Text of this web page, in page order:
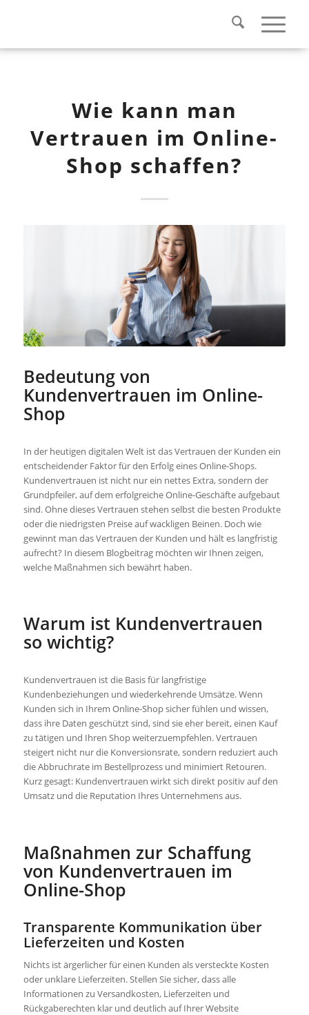
Wie kann man
Vertrauen im Online-
Shop schaffen?
Bedeutung von
Kundenvertrauen im Online-
Shop
In der heutigen digitalen Welt ist das Vertrauen der Kunden ein
entscheidender Faktor für den Erfolg eines Online-Shops.
Kundenvertrauen ist nicht nur ein nettes Extra, sondern der
Grundpfeiler, auf dem erfolgreiche Online-Geschäfte aufgebaut
sind. Ohne dieses Vertrauen stehen selbst die besten Produkte
oder die niedrigsten Preise auf wackligen Beinen. Doch wie
gewinnt man das Vertrauen der Kunden und hält es langfristig
aufrecht? In diesem Blogbeitrag möchten wir Ihnen zeigen,
welche Maßnahmen sich bewährt haben.
Warum ist Kundenvertrauen
so wichtig?
Kundenvertrauen ist die Basis für langfristige
Kundenbeziehungen und wiederkehrende Umsätze. Wenn
Kunden sich in Ihrem Online-Shop sicher fühlen und wissen,
dass ihre Daten geschützt sind, sind sie eher bereit, einen Kauf
zu tätigen und Ihren Shop weiterzuempfehlen. Vertrauen
steigert nicht nur die Konversionsrate, sondern reduziert auch
die Abbruchrate im Bestellprozess und minimiert Retouren.
Kurz gesagt: Kundenvertrauen wirkt sich direkt positiv auf den
Umsatz und die Reputation Ihres Unternehmens aus.
Maßnahmen zur Schaffung
von Kundenvertrauen im
Online-Shop
Transparente Kommunikation über
Lieferzeiten und Kosten
Nichts ist ärgerlicher für einen Kunden als versteckte Kosten
oder unklare Lieferzeiten. Stellen Sie sicher, dass alle
Informationen zu Versandkosten, Lieferzeiten und
Rückgaberechten klar und deutlich auf Ihrer Website